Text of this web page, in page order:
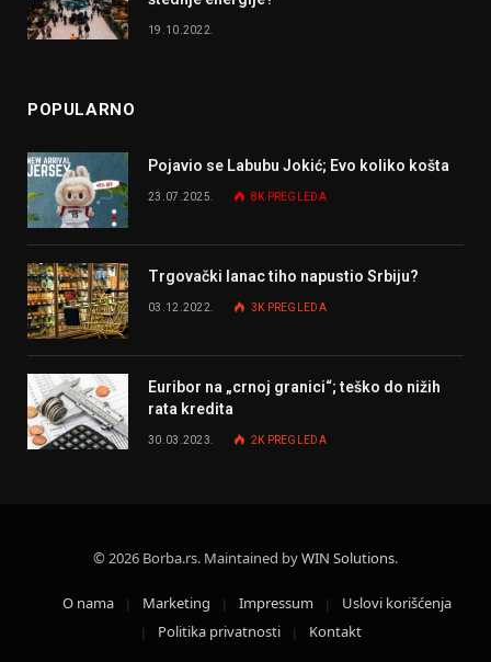
19.10.2022.
POPULARNO
Pojavio se Labubu Jokić; Evo koliko košta
23.07.2025. 8K PREGLEDA
Trgovački lanac tiho napustio Srbiju?
03.12.2022. 3K PREGLEDA
Euribor na „crnoj granici“; teško do nižih
rata kredita
30.03.2023. 2K PREGLEDA
© 2026 Borba.rs. Maintained byWIN Solutions.
O nama Marketing Impressum
Uslovi korišćenja
Politika privatnosti
Kontakt